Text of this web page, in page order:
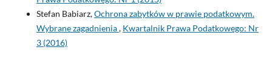
Stefan Babiarz,Ochrona zabytków w prawie podatkowym.
Wybrane zagadnienia, Kwartalnik Prawa Podatkowego: Nr
3 (2016)